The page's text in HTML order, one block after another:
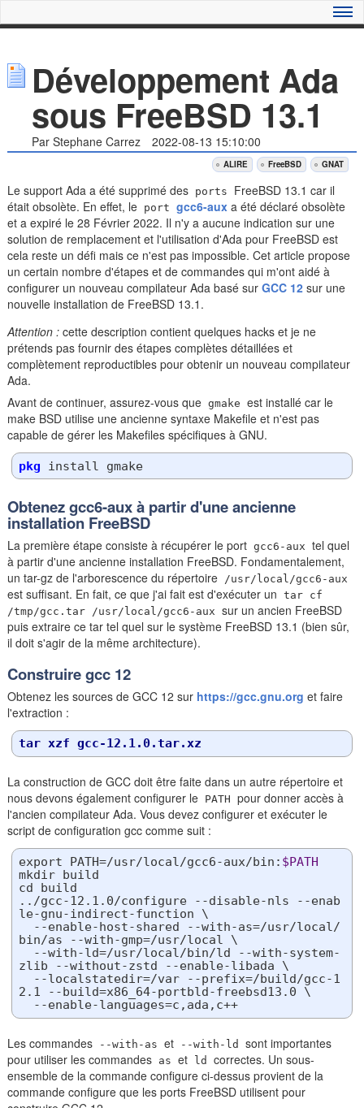
Développement Ada
sous FreeBSD 13.1
Par Stephane Carrez 2022-08-13 15:10:00
GNAT
FreeBSD
ALIRE
Le support Ada a été supprimé des ports
FreeBSD 13.1 car il
était obsolète. En effet, le port gcc6-auxa été déclaré obsolète
et a expiré le 28 Février 2022. Il n'y a aucune indication sur une
solution de remplacement et l'utilisation d'Ada pour FreeBSD est
cela reste un défi mais ce n'est pas impossible. Cet article propose
un certain nombre d'étapes et de commandes qui m'ont aidé à
configurer un nouveau compilateur Ada basé sur GCC 12sur une
nouvelle installation de FreeBSD 13.1.
Attention :cette description contient quelques hacks et je ne
prétends pas fournir des étapes complètes détaillées et
complètement reproductibles pour obtenir un nouveau compilateur
Ada.
Avant de continuer, assurez-vous que gmake est installé car le
make BSD utilise une ancienne syntaxe Makefile et n'est pas
capable de gérer les Makefiles spécifiques à GNU.
pkg install gmake
Obtenez gcc6-aux à partir d'une ancienne
installation FreeBSD
La première étape consiste à récupérer le port gcc6-aux tel quel
à partir d'une ancienne installation FreeBSD. Fondamentalement,
un tar-gz de l'arborescence du répertoire
/usr/local/gcc6-aux
est suffisant. En fait, ce que j'ai fait est d'exécuter un tar cf
/tmp/gcc.tar /usr/local/gcc6-aux sur un ancien FreeBSD
puis extraire ce tar tel quel sur le système FreeBSD 13.1 (bien sûr,
il doit s'agir de la même architecture).
Construire gcc 12
Obtenez les sources de GCC 12 sur https://gcc.gnu.org et faire
l'extraction :
tar xzf gcc-12 .1.0.tar.xz
La construction de GCC doit être faite dans un autre répertoire et
nous devons également configurer le PATH pour donner accès à
l'ancien compilateur Ada. Vous devez configurer et exécuter le
script de configuration gcc comme suit :
export PATH=/usr/local/gcc6-aux/bin: $PATH
cd build
../gcc-12.1.0/configure --disable-nls --enab
le-gnu-indirect-function \
  --
enable-host-shared --with-as=/usr/local/
bin/as --with-gmp=/usr/local \
  --with-ld=/usr/
local/bin/ld --with-system-
zlib --without-zstd --enable-libada \
2.1 --build=x86_64-portbld-freebsd13.0 \
  --
enable -languages=c,ada,c++
Les commandes --with-as et --with-ld
sont importantes
pour utiliser les commandes as et ld
correctes. Un sous-
ensemble de la commande configure ci-dessus provient de la
commande configure que les ports FreeBSD utilisent pour